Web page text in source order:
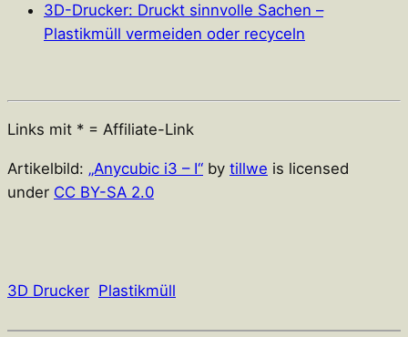
3D-Drucker: Druckt sinnvolle Sachen –
Plastikmüll vermeiden oder recyceln
Links mit * = Affiliate-Link
Artikelbild: „Anycubic i3 – I“ by tillwe is licensed
under CC BY-SA 2.0
3D Drucker Plastikmüll